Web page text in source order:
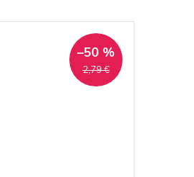
2,79 €
–50 %